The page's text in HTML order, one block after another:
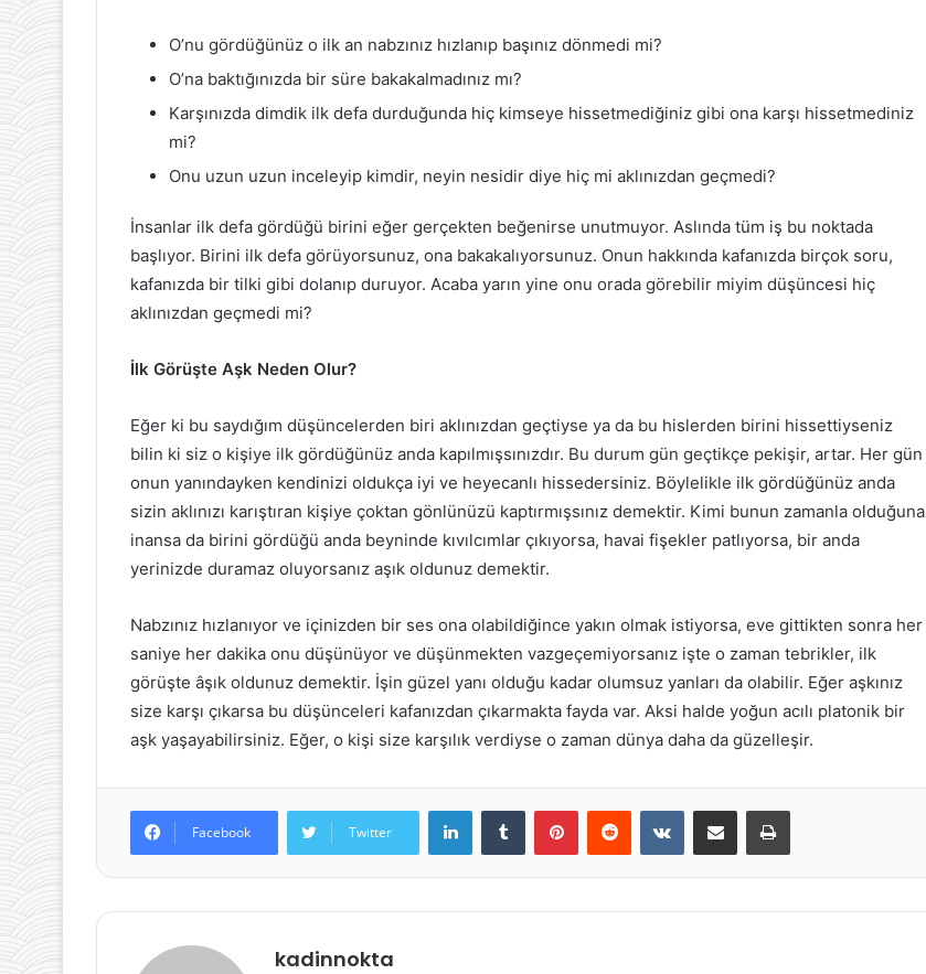
O’nu gördüğünüz o ilk an nabzınız hızlanıp başınız dönmedi mi?
O’na baktığınızda bir süre bakakalmadınız mı?
Karşınızda dimdik ilk defa durduğunda hiç kimseye hissetmediğiniz gibi ona karşı hissetmediniz
mi?
Onu uzun uzun inceleyip kimdir, neyin nesidir diye hiç mi aklınızdan geçmedi?
İnsanlar ilk defa gördüğü birini eğer gerçekten beğenirse unutmuyor. Aslında tüm iş bu noktada
başlıyor. Birini ilk defa görüyorsunuz, ona bakakalıyorsunuz. Onun hakkında kafanızda birçok soru,
kafanızda bir tilki gibi dolanıp duruyor. Acaba yarın yine onu orada görebilir miyim düşüncesi hiç
aklınızdan geçmedi mi?
İlk Görüşte Aşk Neden Olur?
Eğer ki bu saydığım düşüncelerden biri aklınızdan geçtiyse ya da bu hislerden birini hissettiyseniz
bilin ki siz o kişiye ilk gördüğünüz anda kapılmışsınızdır. Bu durum gün geçtikçe pekişir, artar. Her gün
onun yanındayken kendinizi oldukça iyi ve heyecanlı hissedersiniz. Böylelikle ilk gördüğünüz anda
sizin aklınızı karıştıran kişiye çoktan gönlünüzü kaptırmışsınız demektir. Kimi bunun zamanla olduğuna
inansa da birini gördüğü anda beyninde kıvılcımlar çıkıyorsa, havai fişekler patlıyorsa, bir anda
yerinizde duramaz oluyorsanız aşık oldunuz demektir.
Nabzınız hızlanıyor ve içinizden bir ses ona olabildiğince yakın olmak istiyorsa, eve gittikten sonra her
saniye her dakika onu düşünüyor ve düşünmekten vazgeçemiyorsanız işte o zaman tebrikler, ilk
görüşte âşık oldunuz demektir. İşin güzel yanı olduğu kadar olumsuz yanları da olabilir. Eğer aşkınız
size karşı çıkarsa bu düşünceleri kafanızdan çıkarmakta fayda var. Aksi halde yoğun acılı platonik bir
aşk yaşayabilirsiniz. Eğer, o kişi size karşılık verdiyse o zaman dünya daha da güzelleşir.
Facebook Twitter
LinkedInTumblr PinterestReddit VKontakteE-Posta ile paylaş Yazdır
kadinnokta